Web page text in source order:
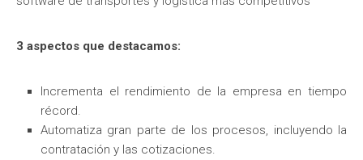
3 aspectos que destacamos:
Incrementa el rendimiento de la empresa en tiempo
récord.
Automatiza gran parte de los procesos, incluyendo la
contratación y las cotizaciones.